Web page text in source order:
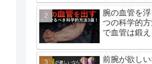
腕の血管を
つの科学的
で血管は鍛え
前腕が欲し